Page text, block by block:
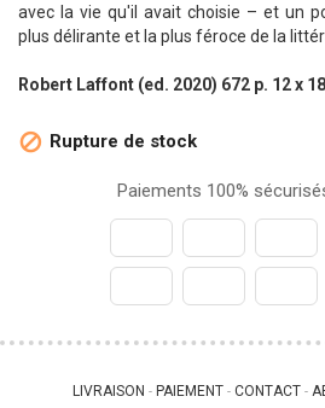
avec la vie qu'il avait choisie – et un
plus délirante et la plus féroce de la
Robert Laffont (ed. 2020) 672 p. 12 x
 Rupture de stock
Paiements 100%
LIVRAISON - PAIEMENT - CONTACT -